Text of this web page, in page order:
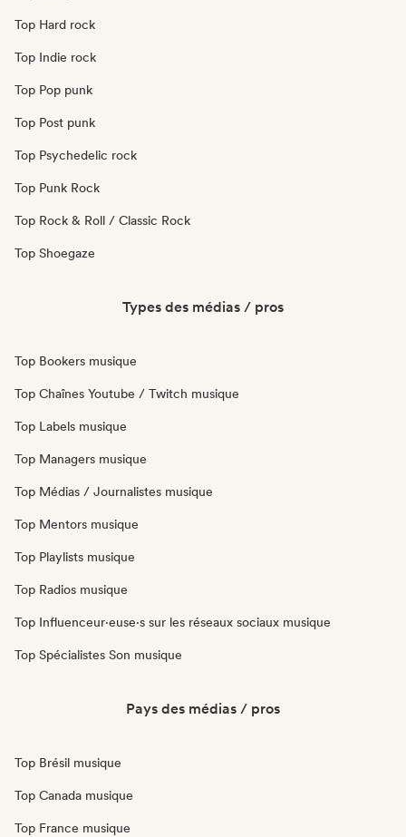
Top Hard rock
Top Indie rock
Top Pop punk
Top Post punk
Top Psychedelic rock
Top Punk Rock
Top Rock & Roll / Classic Rock
Top Shoegaze
Types des médias / pros
Top Bookers musique
Top Chaînes Youtube / Twitch musique
Top Labels musique
Top Managers musique
Top Médias / Journalistes musique
Top Mentors musique
Top Playlists musique
Top Radios musique
Top Influenceur·euse·s sur les réseaux sociaux musique
Top Spécialistes Son musique
Pays des médias / pros
Top Brésil musique
Top Canada musique
Top France musique